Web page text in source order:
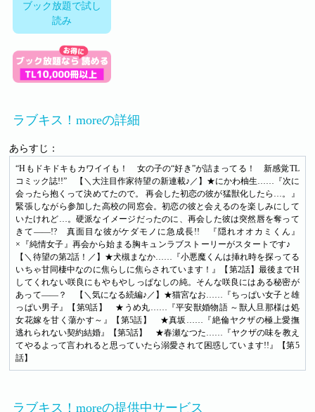
ブック放題で試し
読み
ラブキス！moreの詳細
あらすじ：
“Hもドキドキもカワイイも！ 女の子の“好き”が詰まってる！ 新感覚TL
コミック誌!!” 【＼大注目作家待望の新連載♪／】★にかわ柚生……『次に
会ったら抱くって決めてたので。 再会した初恋の彼が猛獣化したら…。』
緊張しながら参加した高校の同窓会。初恋の彼と会えるのを楽しみにして
いたけれど…。硬派なイメージだったのに、再会した彼は突然唇を奪って
きて――!? 真面目な彼がケダモノに急成長!! 『隠れオオカミくん』
×『純情女子』再会から始まる胸キュンラブストーリーがスタートです♪
【＼待望の第2話！／】★犬槻まなか……『小悪魔くんは挿れ時を探ってる
いちゃ甘同棲中なのに焦らしに焦らされています！』【第2話】最後までH
してくれない咲良にもやもやしっぱなしの純。そんな咲良にはある秘密が
あって――？ 【＼気になる続編♪／】★猫宮なお……『ちっぱい女子と雄
っぱい男子』【第9話】 ★うめ丸……『平安獣婚物語 ～獣人旦那様は処
女花嫁を甘く蕩かす～』【第5話】 ★真坂……『絶倫ヤクザの極上愛撫
逃れられない契約結婚』【第5話】 ★春瀬なつた……『ヤクザの味を教え
てやるよって言われると思っていたら溺愛されて困惑しています!!』【第5
話】
ラブキス！moreの提供中サービス